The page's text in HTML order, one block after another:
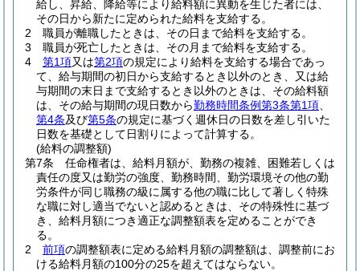
給し、昇給、降給等により給料額に異動を生じた者には、
その日から新たに定められた給料を支給する。
2
職員が離職したときは、その日まで給料を支給する。
3
職員が死亡したときは、その月まで給料を支給する。
4
第1項又は第2項の規定により給料を支給する場合であっ
て、給与期間の初日から支給するとき以外のとき、又は給
与期間の末日まで支給するとき以外のときは、その給料額
は、その給与期間の現日数から勤務時間条例第3条第1項
第4条及び第5条の規定に基づく週休日の日数を差し引いた
日数を基礎として日割りによって計算する。
(給料の調整額)
第7条
任命権者は、給料月額が、勤務の複雑、困難若しくは
責任の度又は勤労の強度、勤務時間、勤労環境その他の勤
労条件が同じ職務の級に属する他の職に比して著しく特殊
な職に対し適当でないと認めるときは、その特殊性に基づ
き、給料月額につき適正な調整額表を定めることができ
る。
2
前項の調整額表に定める給料月額の調整額は、調整前にお
ける給料月額の100分の25を超えてはならない。